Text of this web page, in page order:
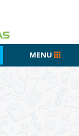
MENU